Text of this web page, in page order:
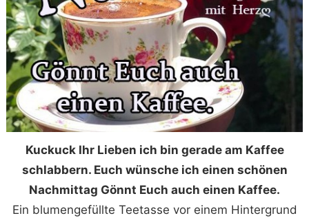
Kuckuck Ihr Lieben ich bin gerade am Kaffee
schlabbern. Euch wünsche ich einen schönen
Nachmittag Gönnt Euch auch einen Kaffee.
Ein blumengefüllte Teetasse vor einem Hintergrund